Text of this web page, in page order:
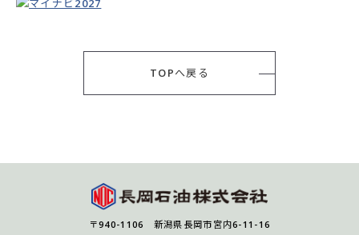
TOPへ戻る
〒940-1106 新潟県長岡市宮内6-11-16